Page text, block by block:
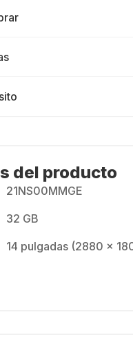
del producto
21NS00MMGE
32 GB
14 pulgadas (2880 x